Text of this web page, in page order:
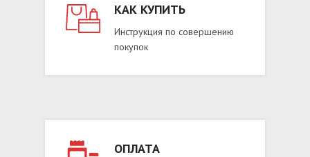
КАК КУПИТЬ
Инструкция по совершению
покупок
ОПЛАТА